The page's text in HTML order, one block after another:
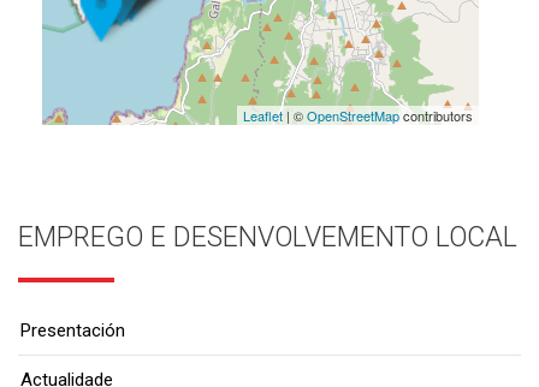
Leaflet| ©OpenStreetMapcontributors
EMPREGO E DESENVOLVEMENTO LOCAL
Presentación
Actualidade